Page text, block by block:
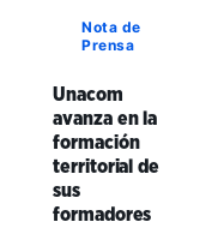
Nota de
Prensa
Unacom
avanza en la
formación
territorial de
sus
formadores